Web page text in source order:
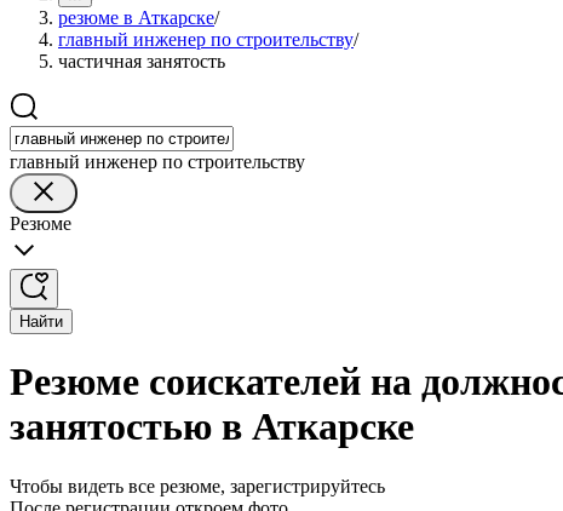
резюме в Аткарске/
главный инженер по строительству/
частичная занятость
главный инженер по строительству
Резюме
Найти
Резюме соискателей на
занятостью в Аткарске
Чтобы видеть все резюме, зарегистрируйтесь